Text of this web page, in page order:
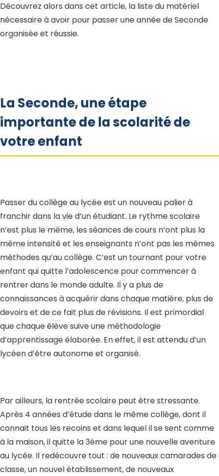
Découvrez alors dans cet article, la liste du matériel
nécessaire à avoir pour passer une année de Seconde
organisée et réussie.
La Seconde, une étape
importante de la scolarité de
votre enfant
Passer du collège au lycée est un nouveau palier à
franchir dans la vie d’un étudiant. Le rythme scolaire
n’est plus le même, les séances de cours n’ont plus la
même intensité et les enseignants n’ont pas les mêmes
méthodes qu’au collège. C’est un tournant pour votre
enfant qui quitte l’adolescence pour commencer à
rentrer dans le monde adulte. Il y a plus de
connaissances à acquérir dans chaque matière, plus de
devoirs et de ce fait plus de révisions. Il est primordial
que chaque élève suive une méthodologie
d’apprentissage élaborée. En effet, il est attendu d’un
lycéen d’être autonome et organisé.
Par ailleurs, la rentrée scolaire peut être stressante.
Après 4 années d’étude dans le même collège, dont il
connait tous les recoins et dans lequel il se sent comme
à la maison, il quitte la 3ème pour une nouvelle aventure
au lycée. Il redécouvre tout : de nouveaux camarades de
classe, un nouvel établissement, de nouveaux